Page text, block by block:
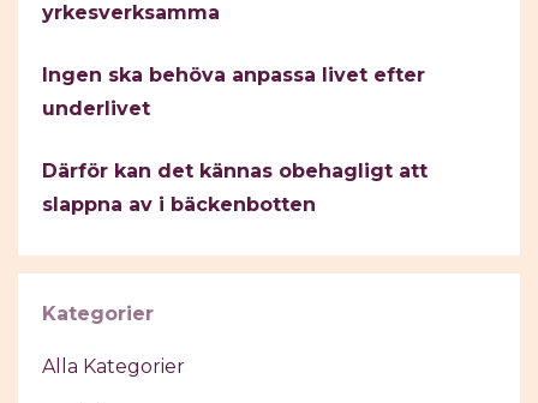
yrkesverksamma
Ingen ska behöva anpassa livet efter
underlivet
Därför kan det kännas obehagligt att
slappna av i bäckenbotten
Kategorier
Alla Kategorier